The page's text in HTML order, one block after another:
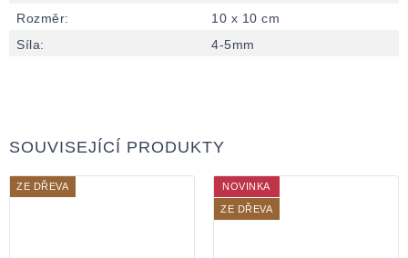
Rozměr:
10 x 10 cm
Síla: 4-5mm
SOUVISEJÍCÍ PRODUKTY
ZE DŘEVA NOVINKA
ZE DŘEVA